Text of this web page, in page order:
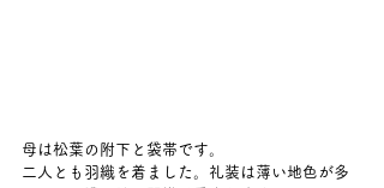
母は松葉の附下と袋帯です。
二人とも羽織を着ました。礼装は薄い地色が多